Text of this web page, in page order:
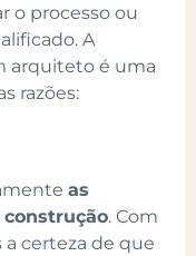
o processo ou
A
arquiteto é uma
razões:
as
. Com
certeza de que